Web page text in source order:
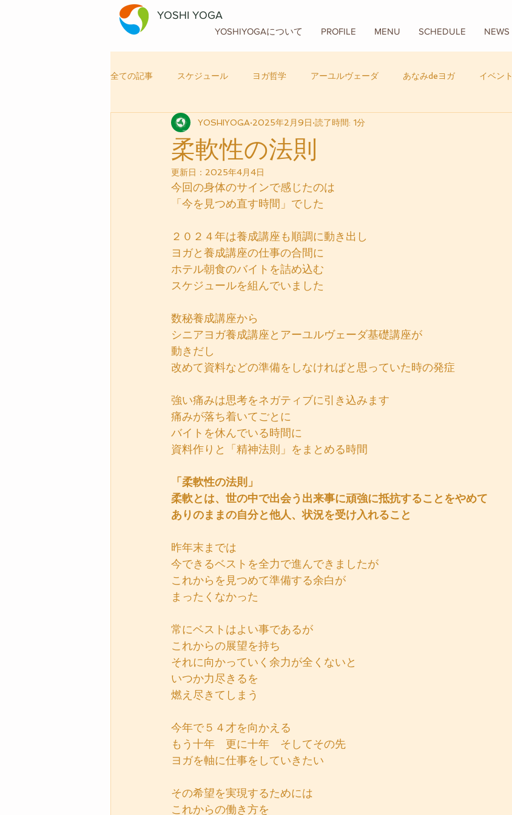
YOSHI YOGA
YOSHIYOGAについて PROFILE MENU SCHEDULE NEWS
全ての記事 スケジュール ヨガ哲学 アーユルヴェーダ あなみdeヨガ イベント
自律神経メンテナンス ヨガ フード バリ
柔軟性の法則
YOSHIYOGA 2025年2月9日 読了時間: 1分
更新日： 2025年4月4日
今回の身体のサインで感じたのは
「今を見つめ直す時間」でした
２０２４年は養成講座も順調に動き出し
ヨガと養成講座の仕事の合間に
ホテル朝食のバイトを詰め込む
スケジュールを組んでいました
数秘養成講座から
シニアヨガ養成講座とアーユルヴェーダ基礎講座が
動きだし
改めて資料などの準備をしなければと思っていた時の発症
強い痛みは思考をネガティブに引き込みます
痛みが落ち着いてごとに
バイトを休んでいる時間に
資料作りと「精神法則」をまとめる時間
「柔軟性の法則」
柔軟とは、世の中で出会う出来事に頑強に抵抗することをやめて
ありのままの自分と他人、状況を受け入れること
昨年末までは
今できるベストを全力で進んできましたが
これからを見つめて準備する余白が
まったくなかった
常にベストはよい事であるが
これからの展望を持ち
それに向かっていく余力が全くないと
いつか力尽きるを
燃え尽きてしまう
今年で５４才を向かえる
もう十年　更に十年　そしてその先
ヨガを軸に仕事をしていきたい
その希望を実現するためには
これからの働き方を